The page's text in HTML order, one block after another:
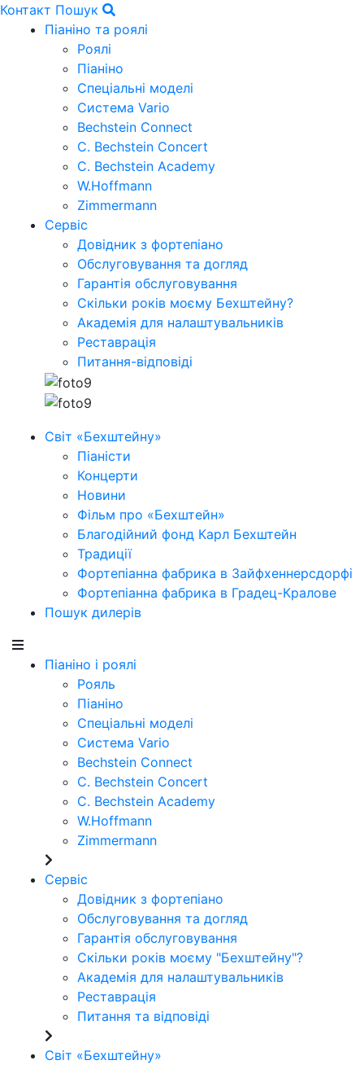
Контакт Пошук
Піаніно та роялі
Роялі
Піаніно
Спеціальні моделі
Система Vario
Bechstein Connect
C. Bechstein Concert
C. Bechstein Academy
W.Hoffmann
Zimmermann
Сервіс
Довідник з фортепіано
Обслуговування та догляд
Гарантія обслуговування
Скільки років моєму Бехштейну?
Академія для налаштувальників
Реставрація
Питання-відповіді
Світ «Бехштейну»
Піаністи
Концерти
Новини
Фільм про «Бехштейн»
Благодійний фонд Карл Бехштейн
Традиції
Фортепіанна фабрика в Зайфхеннерсдорфi
Фортепіанна фабрика в Градец-Кралове
Пошук дилерів
Піаніно і роялі
Рояль
Піаніно
Спеціальні моделі
Система Vario
Bechstein Connect
C. Bechstein Concert
C. Bechstein Academy
W.Hoffmann
Zimmermann
Сервіс
Довідник з фортепіано
Обслуговування та догляд
Гарантія обслуговування
Скільки років моєму "Бехштейну"?
Академія для налаштувальників
Реставрація
Питання та відповіді
Світ «Бехштейну»